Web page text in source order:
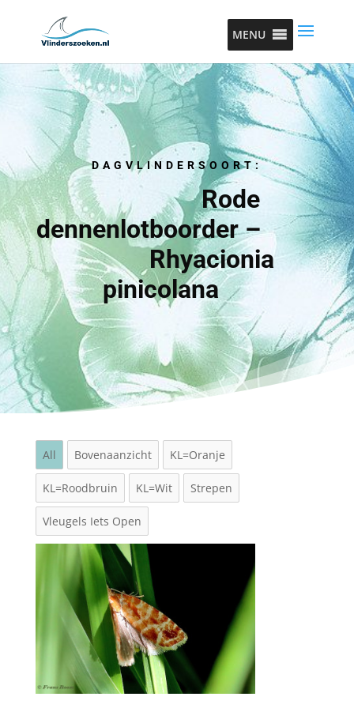
MENU
DAGVLINDERSOORT:
Rode
dennenlotboorder –
Rhyacionia
pinicolana
All Bovenaanzicht KL=Oranje
KL=Roodbruin KL=Wit Strepen
Vleugels Iets Open